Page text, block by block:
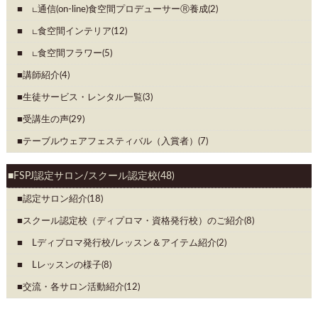
∟通信(on-line)食空間プロデューサーⓇ養成(2)
∟食空間インテリア(12)
∟食空間フラワー(5)
講師紹介(4)
生徒サービス・レンタル一覧(3)
受講生の声(29)
テーブルウェアフェスティバル（入賞者）(7)
FSPJ認定サロン/スクール認定校(48)
認定サロン紹介(18)
スクール認定校（ディプロマ・資格発行校）のご紹介(8)
Lディプロマ発行校/レッスン＆アイテム紹介(2)
Lレッスンの様子(8)
交流・各サロン活動紹介(12)